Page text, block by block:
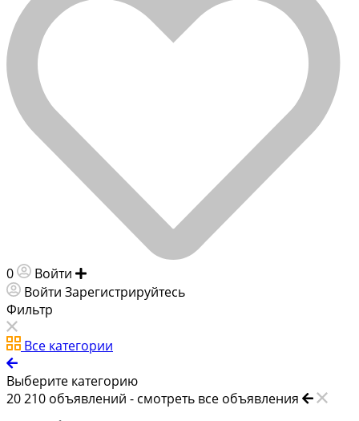
0 Войти
Войти Зарегистрируйтесь
Фильтр
Все категории
Выберите категорию
20 210 объявлений - смотреть все объявления